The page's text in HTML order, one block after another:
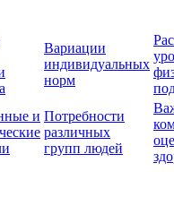
Вариации
индивидуальных
норм
и Потребности
различных
групп людей